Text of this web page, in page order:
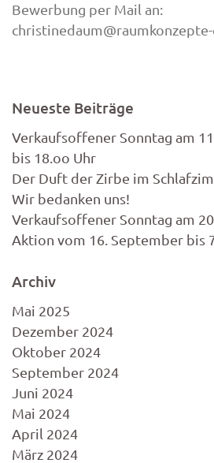
Bewerbung per Mail an:
Neueste Beiträge
Verkaufsoffener Sonntag am
bis 18.oo Uhr
Der Duft der Zirbe im
Wir bedanken uns!
Verkaufsoffener Sonntag am
Aktion vom 16. September bis
Archiv
Mai 2025
Dezember 2024
Oktober 2024
September 2024
Juni 2024
Mai 2024
April 2024
März 2024